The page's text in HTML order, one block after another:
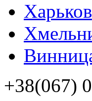
Харьков
+38(067)